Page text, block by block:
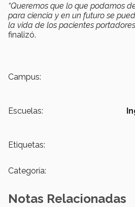
“Queremos que lo que podamos
para ciencia y en un futuro se
la vida de los pacientes
finalizó.
Campus:
Escuelas:
Etiquetas:
Categoría:
Notas Relacionadas